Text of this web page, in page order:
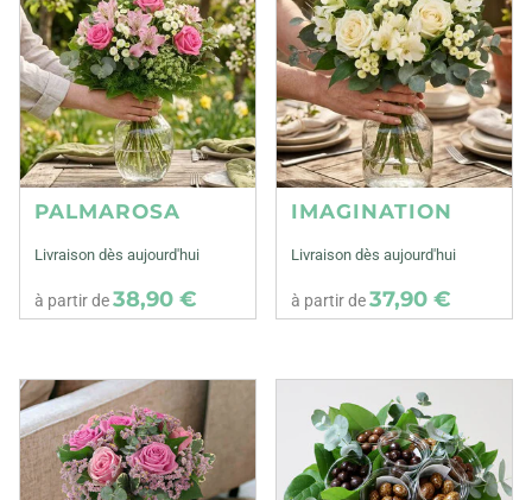
PALMAROSA
Livraison dès aujourd'hui
à partir de38,90 €
IMAGINATION
Livraison dès aujourd'hui
à partir de37,90 €